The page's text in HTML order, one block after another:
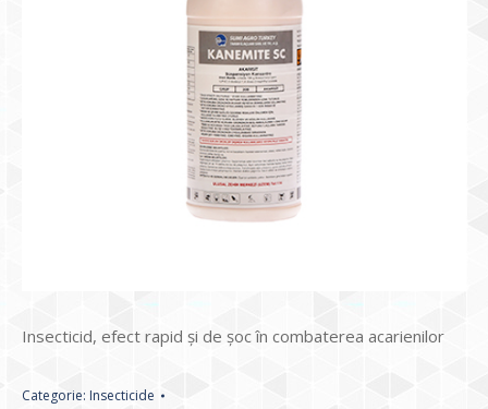
Insecticid, efect rapid și de șoc în combaterea acarienilor
Categorie: Insecticide